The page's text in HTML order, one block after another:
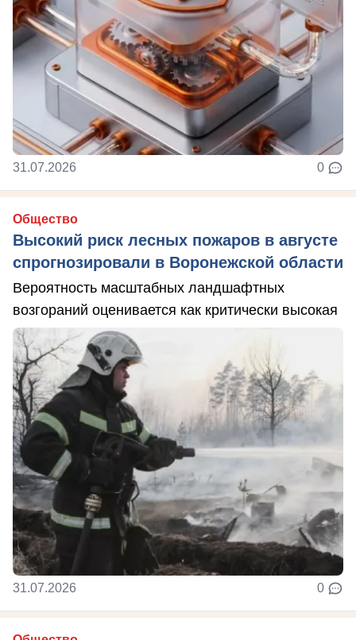
31.07.2026 0
Общество
Высокий риск лесных пожаров в августе
спрогнозировали в Воронежской области
Вероятность масштабных ландшафтных
возгораний оценивается как критически высокая
31.07.2026 0